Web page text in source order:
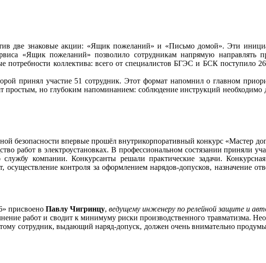
две знаковые акции: «Ящик пожеланий» и «Письмо домой». Эти
«Ящик пожеланий» позволило сотрудникам напрямую направлять
потребности коллектива: всего от специалистов БГЭС и БСК поступило
принял участие 51 сотрудник. Этот формат напомнил о главном
простым, но глубоким напоминанием: соблюдение инструкций
безопасности впервые прошёл внутрикорпоративный конкурс «Мастер
работ в электроустановках. В профессиональном состязании приняли
компании. Конкурсанты решали практические задачи.
контроля за оформлением нарядов-допусков, назначение
присвоено Павлу Чигринцу, ведущему инженеру по релейной защите и
работ и сводит к минимуму риски производственного травматизма.
сотрудник, выдающий наряд-допуск, должен очень внимательно